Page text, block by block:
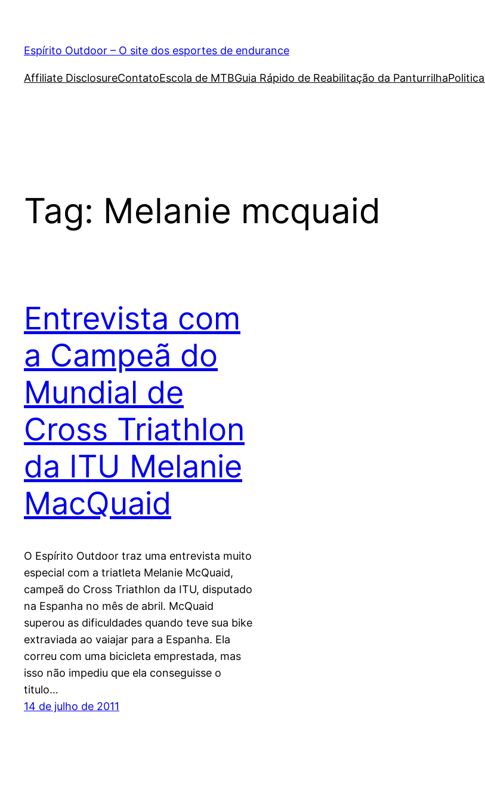
Espírito Outdoor – O site dos esportes de endurance
Affiliate DisclosureContatoEscola de MTBGuia Rápido de Reabilitação da Panturrilha
Tag: Melanie mcquaid
Entrevista com
a Campeã do
Mundial de
Cross Triathlon
da ITU Melanie
MacQuaid
O Espírito Outdoor traz uma entrevista muito
especial com a triatleta Melanie McQuaid,
campeã do Cross Triathlon da ITU, disputado
na Espanha no mês de abril. McQuaid
superou as dificuldades quando teve sua bike
extraviada ao vaiajar para a Espanha. Ela
correu com uma bicicleta emprestada, mas
isso não impediu que ela conseguisse o
titulo…
14 de julho de 2011